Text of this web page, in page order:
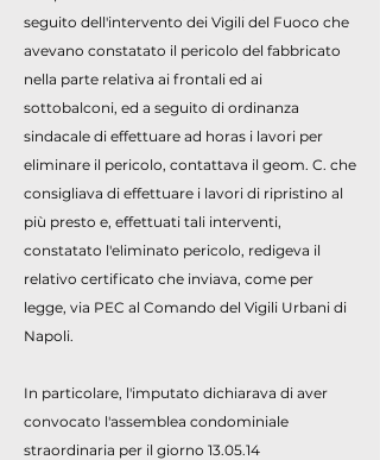
seguito dell'intervento dei Vigili del Fuoco che
avevano constatato il pericolo del fabbricato
nella parte relativa ai frontali ed ai
sottobalconi, ed a seguito di ordinanza
sindacale di effettuare ad horas i lavori per
eliminare il pericolo, contattava il geom. C. che
consigliava di effettuare i lavori di ripristino al
più presto e, effettuati tali interventi,
constatato l'eliminato pericolo, redigeva il
relativo certificato che inviava, come per
legge, via PEC al Comando del Vigili Urbani di
Napoli.
In particolare, l'imputato dichiarava di aver
convocato l'assemblea condominiale
straordinaria per il giorno 13.05.14